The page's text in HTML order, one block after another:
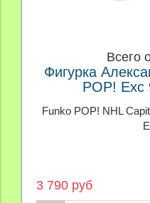
Всего
Фигурка
POP! Exc
Funko POP! NHL
3 790 руб